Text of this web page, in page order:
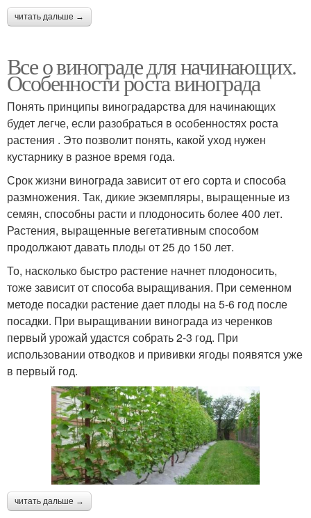
читать дальше →
Все о винограде для начинающих.
Особенности роста винограда
Понять принципы виноградарства для начинающих
будет легче, если разобраться в особенностях роста
растения . Это позволит понять, какой уход нужен
кустарнику в разное время года.
Срок жизни винограда зависит от его сорта и способа
размножения. Так, дикие экземпляры, выращенные из
семян, способны расти и плодоносить более 400 лет.
Растения, выращенные вегетативным способом
продолжают давать плоды от 25 до 150 лет.
То, насколько быстро растение начнет плодоносить,
тоже зависит от способа выращивания. При семенном
методе посадки растение дает плоды на 5-6 год после
посадки. При выращивании винограда из черенков
первый урожай удастся собрать 2-3 год. При
использовании отводков и прививки ягоды появятся уже
в первый год.
читать дальше →